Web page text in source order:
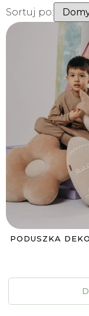
Sortuj po:
PODUSZKA